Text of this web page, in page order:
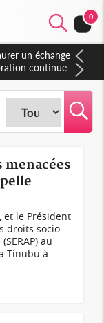
0
un échange
continue
menacées
et le Président
droits socio-
au
Tinubu à